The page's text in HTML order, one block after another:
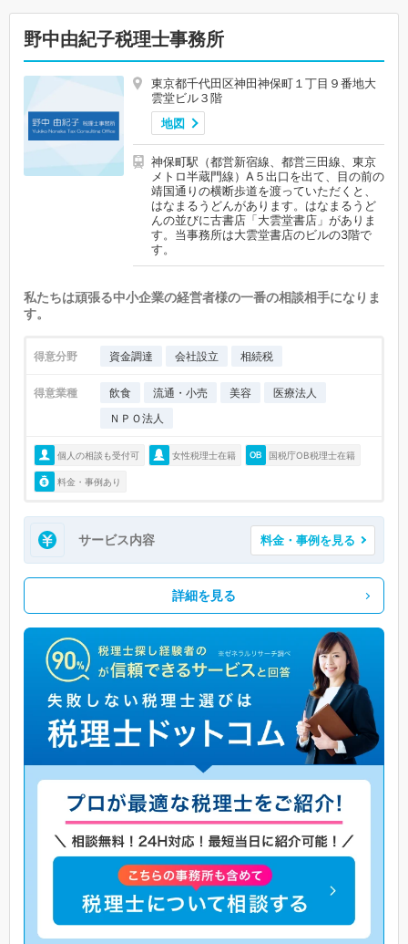
野中由紀子税理士事務所
東京都千代田区神田神保町１丁目９番地大
雲堂ビル３階
地図
神保町駅（都営新宿線、都営三田線、東京
メトロ半蔵門線）A５出口を出て、目の前の
靖国通りの横断歩道を渡っていただくと、
はなまるうどんがあります。はなまるうど
んの並びに古書店「大雲堂書店」がありま
す。当事務所は大雲堂書店のビルの3階で
す。
私たちは頑張る中小企業の経営者様の一番の相談相手になりま
す。
得意分野 資金調達 会社設立 相続税
得意業種 飲食 流通・小売 美容
医療法人
ＮＰＯ法人
個人の相談も受付可 女性税理士在籍 国税庁OB税理士在籍
料金・事例あり
サービス内容 料金・事例を見る
詳細を見る